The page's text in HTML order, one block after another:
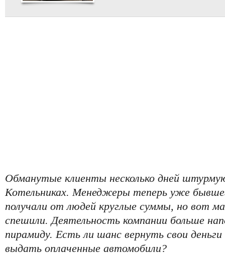
Обманутые клиенты несколько дней
Котельниках. Менеджеры теперь уже
получали от людей круглые суммы, но вот
спешили. Деятельность компании больше
пирамиду. Есть ли шанс вернуть свои
выдать оплаченные автомобили?